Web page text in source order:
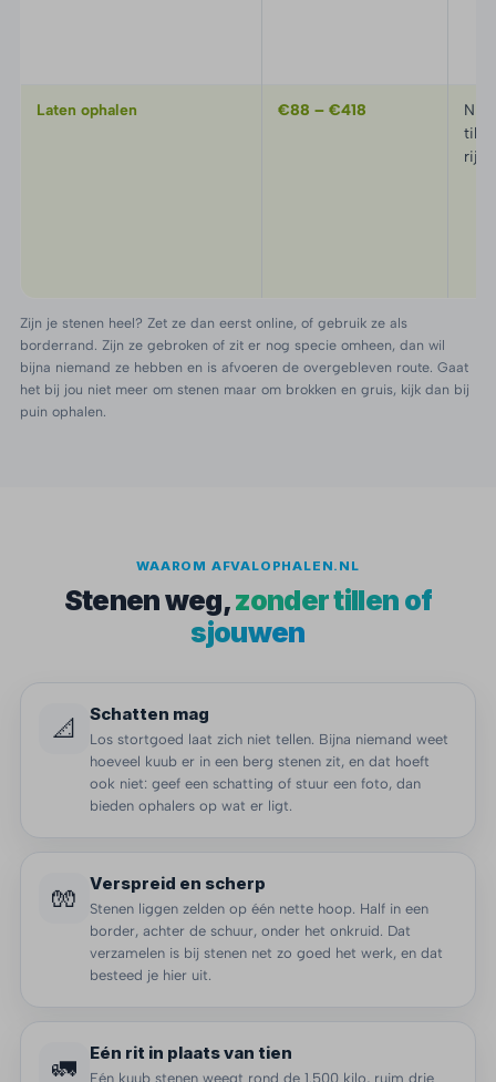
Laten ophalen €88 – €418
Zijn je stenen heel? Zet ze dan eerst online, of gebruik ze als
borderrand. Zijn ze gebroken of zit er nog specie omheen, dan wil
bijna niemand ze hebben en is afvoeren de overgebleven route. Gaat
het bij jou niet meer om stenen maar om brokken en gruis, kijk dan bij
puin ophalen.
WAAROM AFVALOPHALEN.NL
Stenen weg,zonder tillen of
sjouwen
📐 Schatten mag
Los stortgoed laat zich niet tellen. Bijna niemand weet
hoeveel kuub er in een berg stenen zit, en dat hoeft
ook niet: geef een schatting of stuur een foto, dan
bieden ophalers op wat er ligt.
🧤 Verspreid en scherp
Stenen liggen zelden op één nette hoop. Half in een
border, achter de schuur, onder het onkruid. Dat
verzamelen is bij stenen net zo goed het werk, en dat
besteed je hier uit.
🚛 Eén rit in plaats van tien
Eén kuub stenen weegt rond de 1.500 kilo, ruim drie